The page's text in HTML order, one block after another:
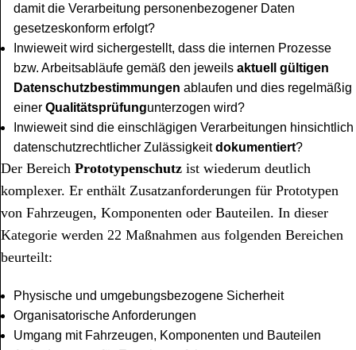
damit die Verarbeitung personenbezogener Daten
gesetzeskonform erfolgt?
Inwieweit wird sichergestellt, dass die internen Prozesse
bzw. Arbeitsabläufe gemäß den jeweils aktuell gültigen
Datenschutzbestimmungen ablaufen und dies regelmäßig
einer Qualitätsprüfungunterzogen wird?
Inwieweit sind die einschlägigen Verarbeitungen hinsichtlich
datenschutzrechtlicher Zulässigkeitdokumentiert?
Der Bereich Prototypenschutz ist wiederum deutlich
komplexer. Er enthält Zusatzanforderungen für Prototypen
von Fahrzeugen, Komponenten oder Bauteilen. In dieser
Kategorie werden 22 Maßnahmen aus folgenden Bereichen
beurteilt:
Physische und umgebungsbezogene Sicherheit
Organisatorische Anforderungen
Umgang mit Fahrzeugen, Komponenten und Bauteilen